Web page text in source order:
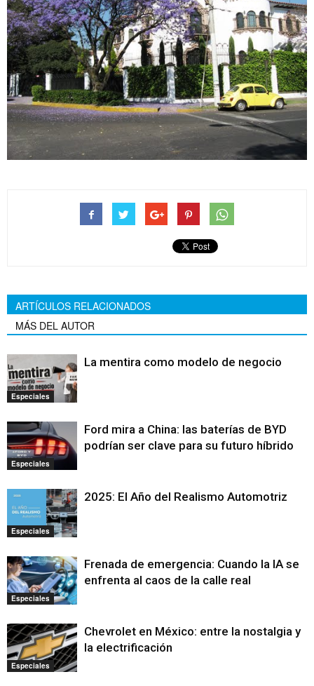
ARTÍCULOS RELACIONADOS
MÁS DEL AUTOR
Especiales
La mentira como modelo de negocio
Especiales
Ford mira a China: las baterías de BYD
podrían ser clave para su futuro híbrido
Especiales
2025: El Año del Realismo Automotriz
Especiales
Frenada de emergencia: Cuando la IA se
enfrenta al caos de la calle real
Especiales
Chevrolet en México: entre la nostalgia y
la electrificación